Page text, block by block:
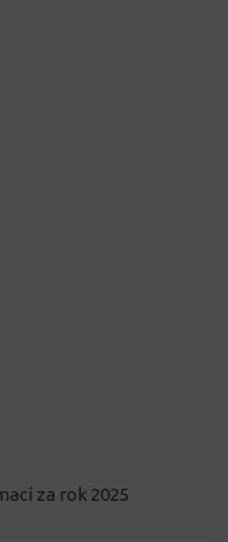
za rok 2025